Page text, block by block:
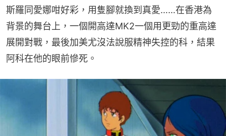
斯羅同愛娜咁好彩，用隻腳就換到真愛……在香港為
背景的舞台上，一個開高達MK2一個用更勁的重高達
展開對戰，最後加美尤沒法說服精神失控的科，結果
阿科在他的眼前慘死。